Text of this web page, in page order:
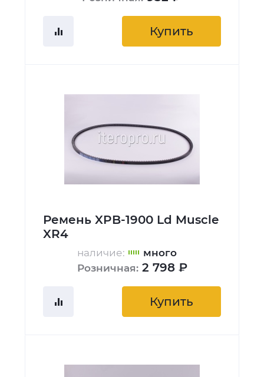
Купить
Ремень XPB-1900 Ld Muscle
XR4
наличие:
много
Розничная:2 798 ₽
Купить